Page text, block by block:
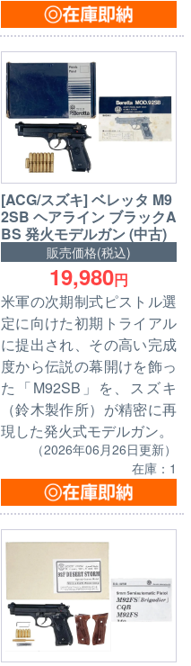
[ACG/スズキ] ベレッタ M9
2SB ヘアライン ブラックA
BS 発火モデルガン (中古)
販売価格(税込)
19,980円
米軍の次期制式ピストル選
定に向けた初期トライアル
に提出され、その高い完成
度から伝説の幕開けを飾っ
た「M92SB」を、スズキ
（鈴木製作所）が精密に再
現した発火式モデルガン。
（2026年06月26日更新）
在庫：1